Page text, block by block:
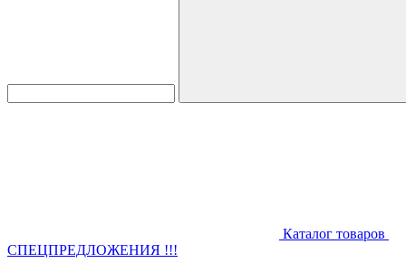
Каталог товаров
СПЕЦПРЕДЛОЖЕНИЯ !!!